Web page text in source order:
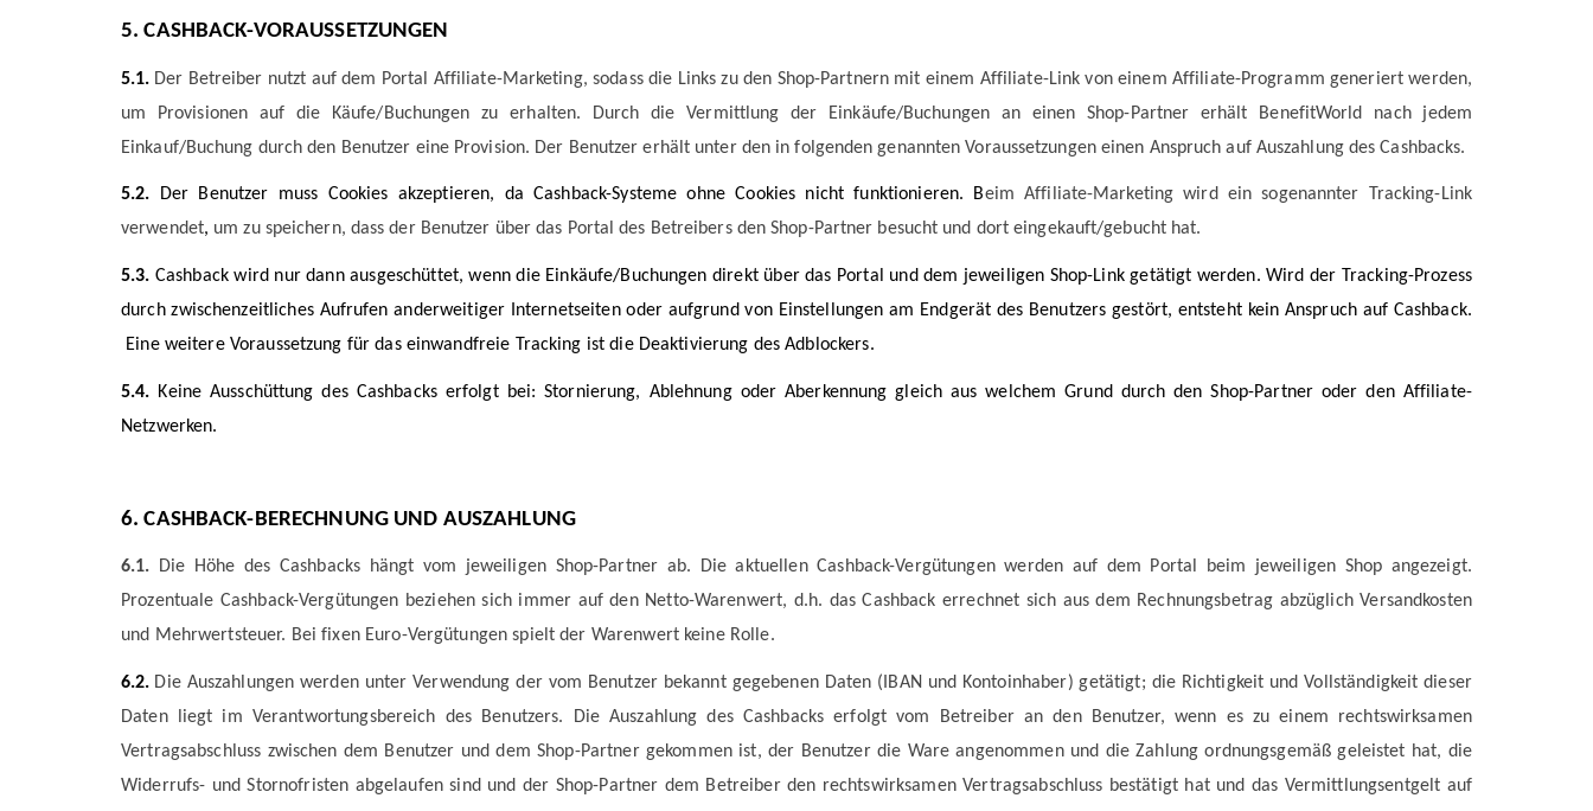
5.CASHBACK-VORAUSSETZUNGEN
5.1. Der Betreiber nutzt auf dem Portal Affiliate-Marketing, sodass die Links zu den Shop-Partnern mit einem Affiliate-Link von einem Affiliate-Programm generiert werden,
um Provisionen auf die Käufe/Buchungen zu erhalten. Durch die Vermittlung der Einkäufe/Buchungen an einen Shop-Partner erhält BenefitWorld nach jedem
Einkauf/Buchung durch den Benutzer eine Provision. Der Benutzer erhält unter den in folgenden genannten Voraussetzungen einen Anspruch auf Auszahlung des Cashbacks.
5.2. Der Benutzer muss Cookies akzeptieren, da Cashback-Systeme ohne Cookies nicht funktionieren. Beim Affiliate-Marketing wird ein sogenannter Tracking-Link
verwendet, um zu speichern, dass der Benutzer über das Portal des Betreibers den Shop-Partner besucht und dort eingekauft/gebucht hat.
5.3. Cashback wird nur dann ausgeschüttet, wenn die Einkäufe/Buchungen direkt über das Portal und dem jeweiligen Shop-Link getätigt werden. Wird der Tracking-Prozess
durch zwischenzeitliches Aufrufen anderweitiger Internetseiten oder aufgrund von Einstellungen am Endgerät des Benutzers gestört, entsteht kein Anspruch auf Cashback.
Eine weitere Voraussetzung für das einwandfreie Tracking ist die Deaktivierung des Adblockers.
5.4. Keine Ausschüttung des Cashbacks erfolgt bei: Stornierung, Ablehnung oder Aberkennung gleich aus welchem Grund durch den Shop-Partner oder den Affiliate-
Netzwerken.
6.CASHBACK-BERECHNUNG UND AUSZAHLUNG
6.1. Die Höhe des Cashbacks hängt vom jeweiligen Shop-Partner ab. Die aktuellen Cashback-Vergütungen werden auf dem Portal beim jeweiligen Shop angezeigt.
Prozentuale Cashback-Vergütungen beziehen sich immer auf den Netto-Warenwert, d.h. das Cashback errechnet sich aus dem Rechnungsbetrag abzüglich Versandkosten
und Mehrwertsteuer. Bei fixen Euro-Vergütungen spielt der Warenwert keine Rolle.
6.2. Die Auszahlungen werden unter Verwendung der vom Benutzer bekannt gegebenen Daten (IBAN und Kontoinhaber) getätigt; die Richtigkeit und Vollständigkeit dieser
Daten liegt im Verantwortungsbereich des Benutzers. Die Auszahlung des Cashbacks erfolgt vom Betreiber an den Benutzer, wenn es zu einem rechtswirksamen
Vertragsabschluss zwischen dem Benutzer und dem Shop-Partner gekommen ist, der Benutzer die Ware angenommen und die Zahlung ordnungsgemäß geleistet hat, die
Widerrufs- und Stornofristen abgelaufen sind und der Shop-Partner dem Betreiber den rechtswirksamen Vertragsabschluss bestätigt hat und das Vermittlungsentgelt auf